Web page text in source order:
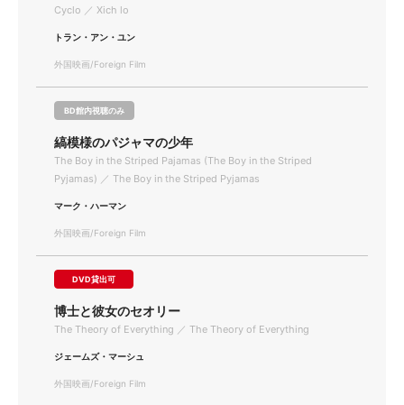
Cyclo ／ Xich lo
トラン・アン・ユン
外国映画/Foreign Film
BD館内視聴のみ
縞模様のパジャマの少年
The Boy in the Striped Pajamas (The Boy in the Striped
Pyjamas) ／ The Boy in the Striped Pyjamas
マーク・ハーマン
外国映画/Foreign Film
DVD貸出可
博士と彼女のセオリー
The Theory of Everything ／ The Theory of Everything
ジェームズ・マーシュ
外国映画/Foreign Film